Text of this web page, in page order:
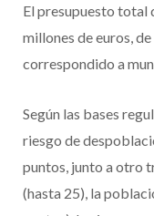
El presupuesto total
millones de euros,
correspondido a
Según las bases
riesgo de
puntos, junto a otro
(hasta 25), la